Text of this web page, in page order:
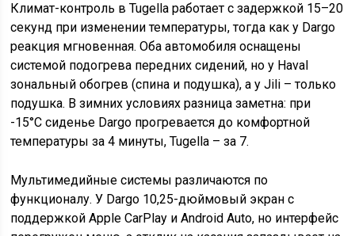
Климат-контроль в Tugella работает с задержкой 15–20
секунд при изменении температуры, тогда как у Dargo
реакция мгновенная. Оба автомобиля оснащены
системой подогрева передних сидений, но у Haval
зональный обогрев (спина и подушка), а у Jili – только
подушка. В зимних условиях разница заметна: при
-15°C сиденье Dargo прогревается до комфортной
температуры за 4 минуты, Tugella – за 7.
Мультимедийные системы различаются по
функционалу. У Dargo 10,25-дюймовый экран с
поддержкой Apple CarPlay и Android Auto, но интерфейс